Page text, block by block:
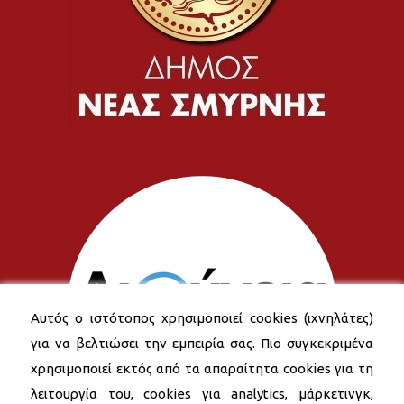
Αυτός ο ιστότοπος χρησιμοποιεί cookies (ιχνηλάτες)
για να βελτιώσει την εμπειρία σας. Πιο συγκεκριμένα
χρησιμοποιεί εκτός από τα απαραίτητα cookies για τη
λειτουργία του, cookies για analytics, μάρκετινγκ,